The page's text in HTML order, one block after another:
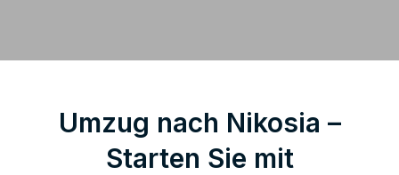
Umzug nach Nikosia –
Starten Sie mit